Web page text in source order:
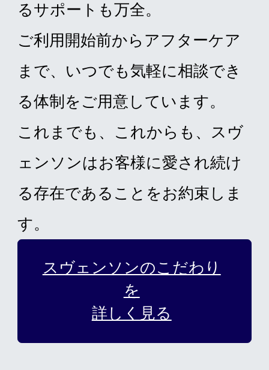
るサポートも万全。
ご利用開始前からアフターケア
まで、いつでも気軽に相談でき
る体制をご用意しています。
これまでも、これからも、スヴ
ェンソンはお客様に愛され続け
る存在であることをお約束しま
す。
スヴェンソンのこだわり
を
詳しく見る